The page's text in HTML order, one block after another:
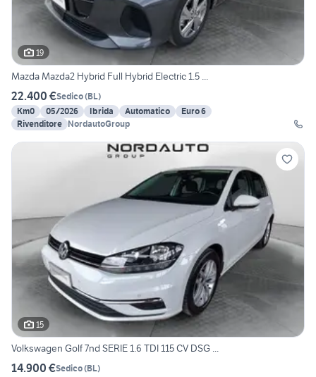
19
Mazda Mazda2 Hybrid Full Hybrid Electric 1.5 ...
22.400 €Sedico(BL)
Km0
05/2026 Ibrida Automatico
Euro 6
Rivenditore NordautoGroup
15
Volkswagen Golf 7nd SERIE 1.6 TDI 115 CV DSG ...
14.900 €Sedico(BL)